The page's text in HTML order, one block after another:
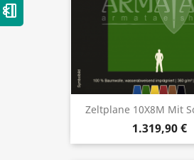
Zeltplane 10X8M Mit
1.319,90 €
card_giftcard